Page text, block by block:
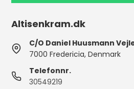
Altisenkram.dk
C/O Daniel Huusmann
7000 Fredericia, Denmark
Telefonnr.
30549219